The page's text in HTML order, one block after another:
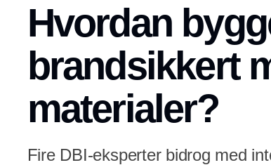
Hvordan
brandsikkert
materialer?
Fire DBI-eksperter bidrog med